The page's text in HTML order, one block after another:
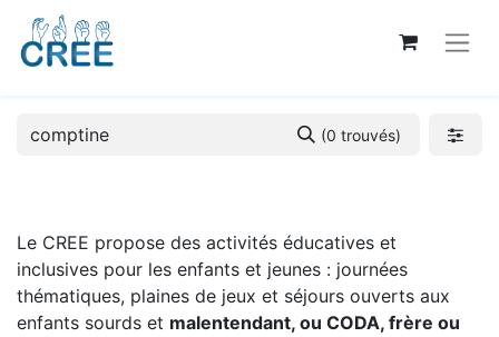
(0 trouvés)
Le CREE propose des activités éducatives et
inclusives pour les enfants et jeunes : journées
thématiques, plaines de jeux et séjours ouverts aux
enfants sourds et malentendant, ou CODA, frère ou